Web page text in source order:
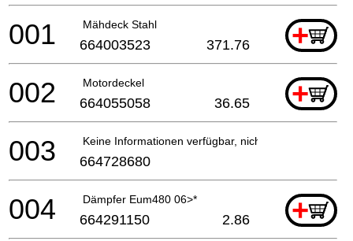
Mähdeck Stahl +
001 664003523 371.76
Motordeckel +
002 664055058 36.65
Keine Informationen verfügbar, nicht bestellbar
003 664728680
Dämpfer Eum480 06>* +
004 664291150 2.86